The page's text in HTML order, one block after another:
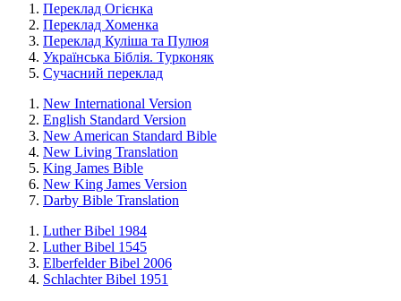
Переклад Огієнка
Переклад Хоменка
Переклад Куліша та Пулюя
Українська Біблія. Турконяк
Сучасний переклад
New International Version
English Standard Version
New American Standard Bible
New Living Translation
King James Bible
New King James Version
Darby Bible Translation
Luther Bibel 1984
Luther Bibel 1545
Elberfelder Bibel 2006
Schlachter Bibel 1951